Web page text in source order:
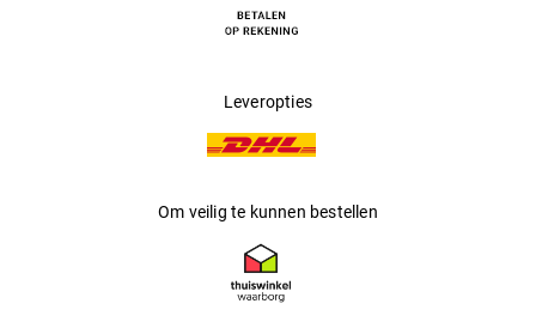
BioMedics Toric lenzen zijn voorzien van ingebouwde uv-
Mochten uw lenzen onverhoopt toch niet bevallen, dan stuurt u ze
gewoon terug. Doet u dat binnen 30 dagen, dan krijgt u zonder
Leveropties
Om veilig te kunnen bestellen